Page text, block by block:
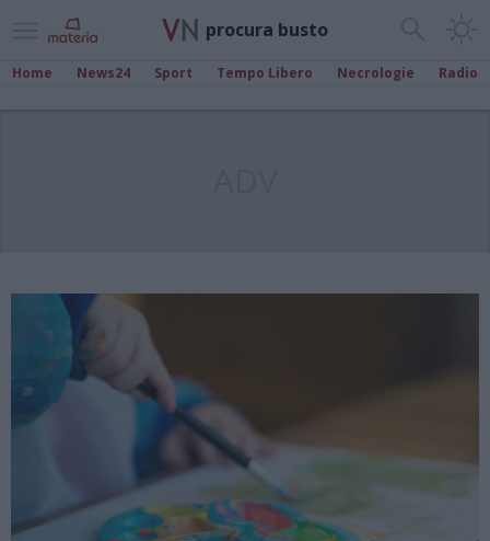
procura busto
Home News24 Sport Tempo Libero Necrologie Radio